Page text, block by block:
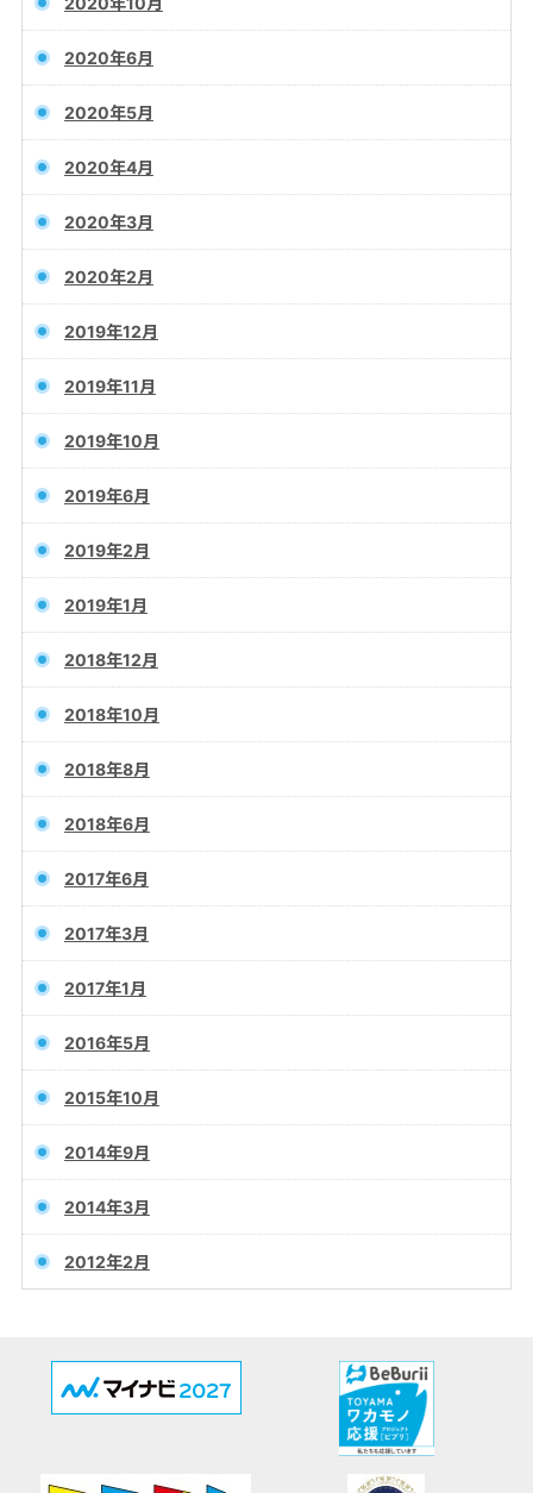
2020年6月
2020年5月
2020年4月
2020年3月
2020年2月
2019年12月
2019年11月
2019年10月
2019年6月
2019年2月
2019年1月
2018年12月
2018年10月
2018年8月
2018年6月
2017年6月
2017年3月
2017年1月
2016年5月
2015年10月
2014年9月
2014年3月
2012年2月